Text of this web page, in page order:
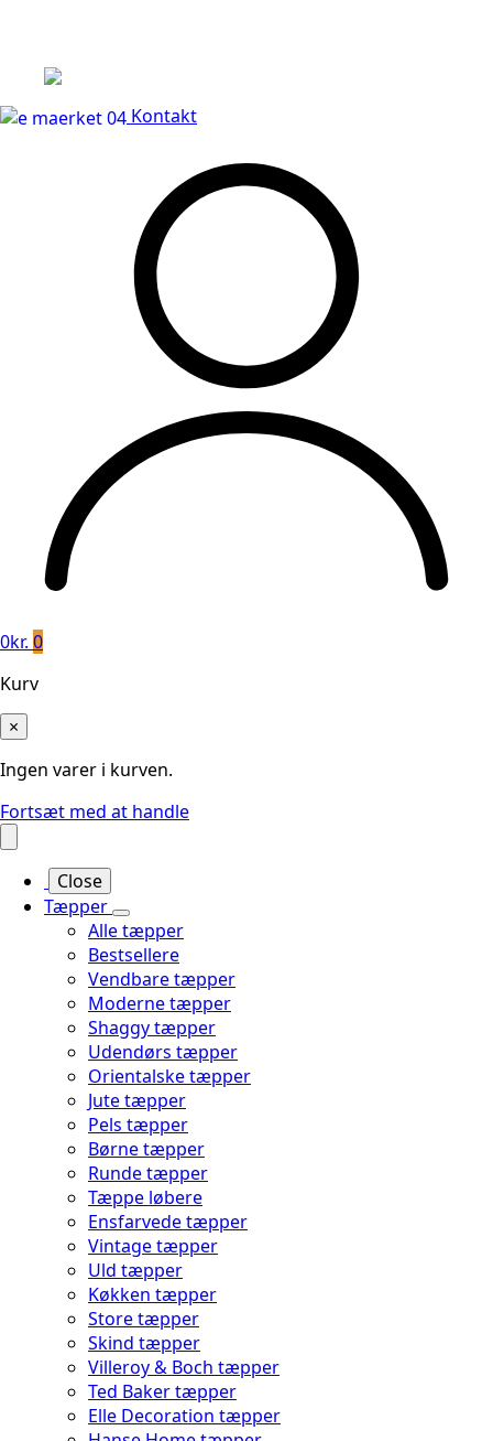
Kontakt
0kr. 0
Kurv
×
Ingen varer i kurven.
Fortsæt med at handle
Close
Tæpper
Alle tæpper
Bestsellere
Vendbare tæpper
Moderne tæpper
Shaggy tæpper
Udendørs tæpper
Orientalske tæpper
Jute tæpper
Pels tæpper
Børne tæpper
Runde tæpper
Tæppe løbere
Ensfarvede tæpper
Vintage tæpper
Uld tæpper
Køkken tæpper
Store tæpper
Skind tæpper
Villeroy & Boch tæpper
Ted Baker tæpper
Elle Decoration tæpper